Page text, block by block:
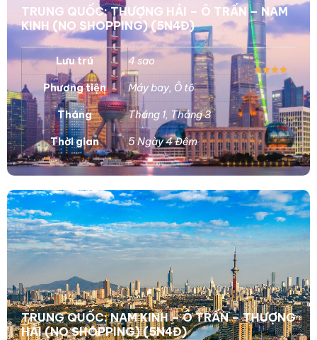
TRUNG QUỐC: THƯỢNG HẢI – Ô TRẤN – NAM
KINH (NO SHOPPING) (5N4Đ)
Lưu trú 4 sao
Phương tiện Máy bay, Ô tô
Tháng Tháng 1, Tháng 3
Thời gian 5 Ngày 4 Đêm
TRUNG QUỐC: NAM KINH – Ô TRẤN – THƯỢNG
HẢI (NO SHOPPING) (5N4Đ)